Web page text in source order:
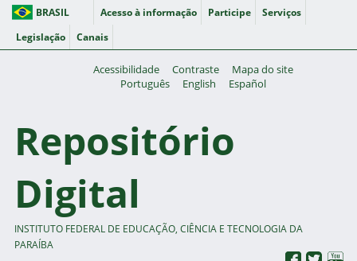
BRASIL Acesso à informação Participe
Serviços
Legislação
Canais
Acessibilidade Contraste
Mapa do site
Português
English Español
Repositório
Digital
INSTITUTO FEDERAL DE EDUCAÇÃO, CIÊNCIA E TECNOLOGIA DA
PARAÍBA